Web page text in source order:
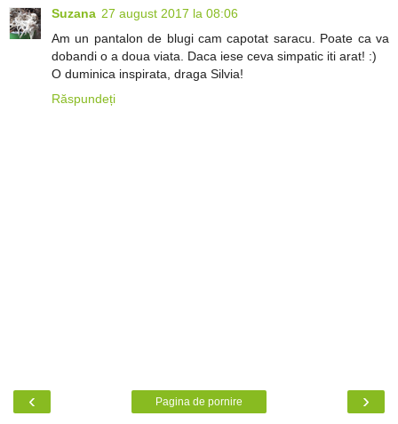
Suzana 27 august 2017 la 08:06
Am un pantalon de blugi cam capotat saracu. Poate ca va
dobandi o a doua viata. Daca iese ceva simpatic iti arat! :)
O duminica inspirata, draga Silvia!
Răspundeți
‹ ›
Pagina de pornire